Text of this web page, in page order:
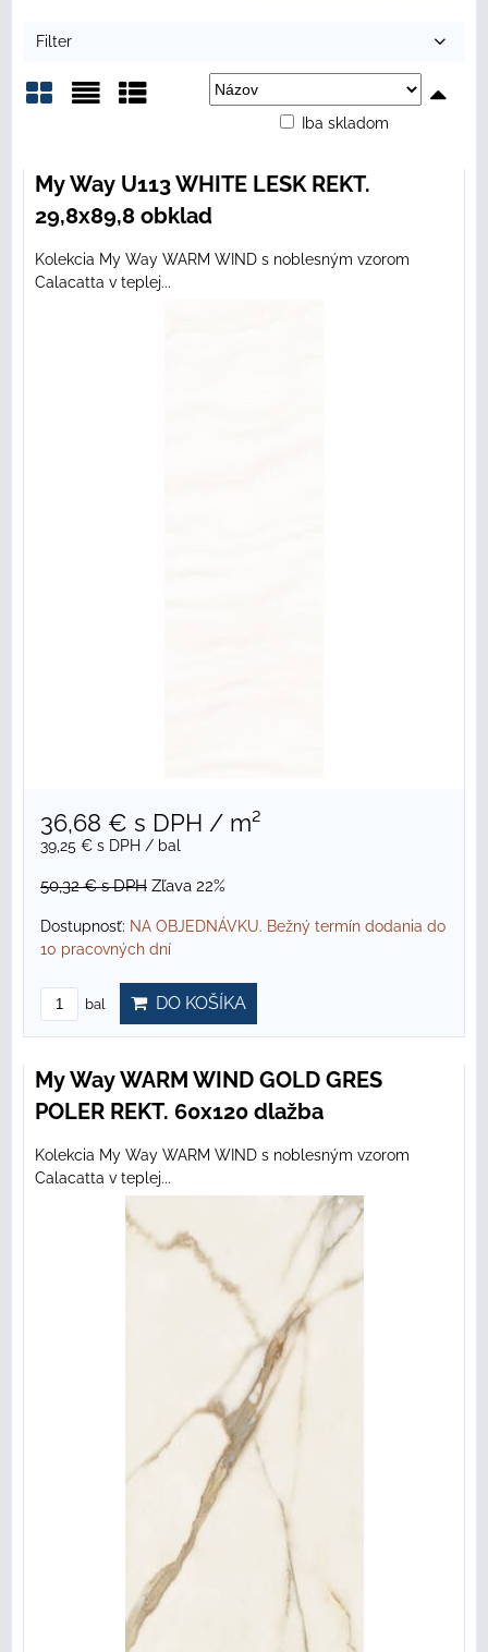
Filter
Iba skladom
My Way U113 WHITE LESK REKT.
29,8x89,8 obklad
Kolekcia My Way WARM WIND s noblesným vzorom
Calacatta v teplej...
36,68 € s DPH / m²
39,25 € s DPH / bal
50,32 €s DPH Zľava 22%
Dostupnosť: NA OBJEDNÁVKU. Bežný termín dodania do
10 pracovných dní
bal DO KOŠÍKA
My Way WARM WIND GOLD GRES
POLER REKT. 60x120 dlažba
Kolekcia My Way WARM WIND s noblesným vzorom
Calacatta v teplej...